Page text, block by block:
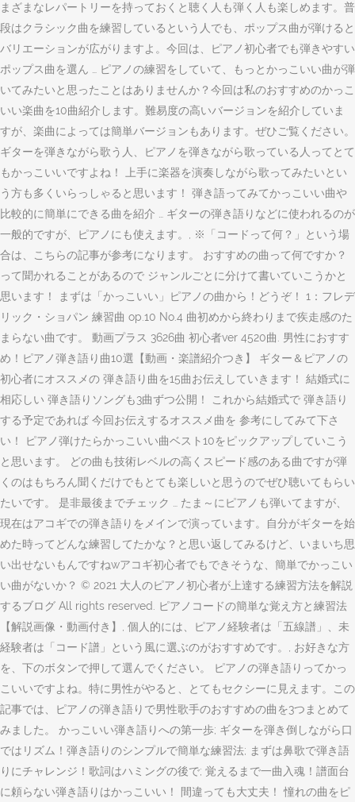
まざまなレパートリーを持っておくと聴く人も弾く人も楽しめます。普
段はクラシック曲を練習しているという人でも、ポップス曲が弾けると
バリエーションが広がりますよ。今回は、ピアノ初心者でも弾きやすい
ポップス曲を選ん … ピアノの練習をしていて、もっとかっこいい曲が弾
いてみたいと思ったことはありませんか？今回は私のおすすめのかっこ
いい楽曲を10曲紹介します。難易度の高いバージョンを紹介していま
すが、楽曲によっては簡単バージョンもあります。ぜひご覧ください。
ギターを弾きながら歌う人、ピアノを弾きながら歌っている人ってとて
もかっこいいですよね！ 上手に楽器を演奏しながら歌ってみたいとい
う方も多くいらっしゃると思います！ 弾き語ってみてかっこいい曲や
比較的に簡単にできる曲を紹介 … ギターの弾き語りなどに使われるのが
一般的ですが、ピアノにも使えます。, ※「コードって何？」という場
合は、こちらの記事が参考になります。 おすすめの曲って何ですか？
って聞かれることがあるので ジャンルごとに分けて書いていこうかと
思います！ まずは「かっこいい」ピアノの曲から！どうぞ！ 1：フレデ
リック・ショパン 練習曲 op.10 No.4 曲初めから終わりまで疾走感のた
まらない曲です。 動画プラス 3626曲 初心者ver 4520曲. 男性におすす
め！ピアノ弾き語り曲10選【動画・楽譜紹介つき】 ギター＆ピアノの
初心者にオススメの 弾き語り曲を15曲お伝えしていきます！ 結婚式に
相応しい 弾き語りソングも3曲ずつ公開！ これから結婚式で 弾き語り
する予定であれば 今回お伝えするオススメ曲を 参考にしてみて下さ
い！ ピアノ弾けたらかっこいい曲ベスト10をピックアップしていこう
と思います。 どの曲も技術レベルの高くスピード感のある曲ですが弾
くのはもちろん聞くだけでもとても楽しいと思うのでぜひ聴いてもらい
たいです。 是非最後までチェック … たま～にピアノも弾いてますが、
現在はアコギでの弾き語りをメインで演っています。自分がギターを始
めた時ってどんな練習してたかな？と思い返してみるけど、いまいち思
い出せないもんですねwアコギ初心者でもできそうな、簡単でかっこい
い曲がないか？ © 2021 大人のピアノ初心者が上達する練習方法を解説
するブログ All rights reserved. ピアノコードの簡単な覚え方と練習法
【解説画像・動画付き】, 個人的には、ピアノ経験者は「五線譜」、未
経験者は「コード譜」という風に選ぶのがおすすめです。, お好きな方
を、下のボタンで押して選んでください。 ピアノの弾き語りってかっ
こいいですよね。特に男性がやると、とてもセクシーに見えます。この
記事では、ピアノの弾き語りで男性歌手のおすすめの曲を3つまとめて
みました。 かっこいい弾き語りへの第一歩; ギターを弾き倒しながら口
ではリズム！弾き語りのシンプルで簡単な練習法; まずは鼻歌で弾き語
りにチャレンジ！歌詞はハミングの後で; 覚えるまで一曲入魂！譜面台
に頼らない弾き語りはかっこいい！ 間違っても大丈夫！ 憧れの曲をピ